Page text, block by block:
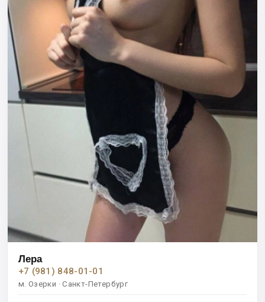
Лера
+7 (981) 848-01-01
м. Озерки · Санкт-Петербург